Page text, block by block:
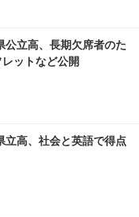
公立高、長期欠席者のた
ットなど公開
立高、社会と英語で得点